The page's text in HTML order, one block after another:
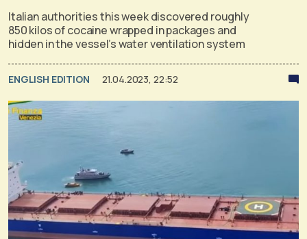
Italian authorities this week discovered roughly
850 kilos of cocaine wrapped in packages and
hidden in the vessel’s water ventilation system
ENGLISH EDITION 21.04.2023, 22:52